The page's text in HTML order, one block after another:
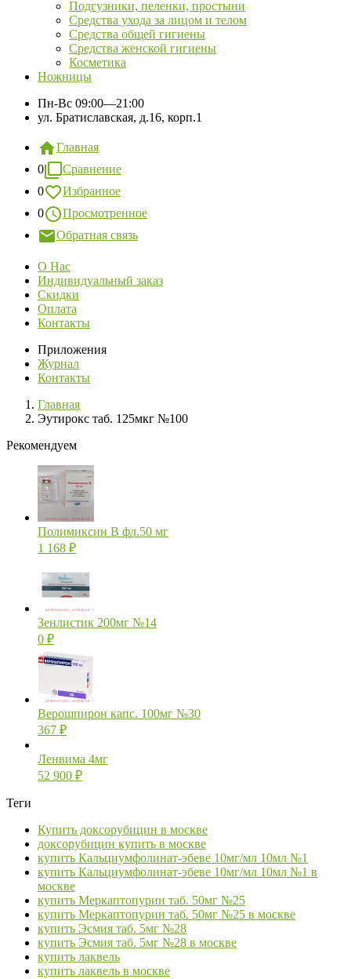
Подгузники, пеленки, простыни
Средства ухода за лицом и телом
Средства общей гигиены
Средства женской гигиены
Косметика
Ножницы
Пн-Вс 09:00—21:00
ул. Братиславская, д.16, корп.1
Главная
0
Сравнение
0
Избранное
0
Просмотренное
Обратная связь
О Нас
Индивидуальный заказ
Скидки
Оплата
Контакты
Приложения
Журнал
Контакты
Главная
Эутирокс таб. 125мкг №100
Рекомендуем
Полимиксин В фл.50 мг
1 168 ₽
Зенлистик 200мг №14
0 ₽
Верошпирон капс. 100мг №30
367 ₽
Ленвима 4мг
52 900 ₽
Теги
Купить доксорубицин в москве
доксорубицин купить в москве
купить Кальциумфолинат-эбеве 10мг/мл 10мл №1
купить Кальциумфолинат-эбеве 10мг/мл 10мл №1 в
москве
купить Меркаптопурин таб. 50мг №25
купить Меркаптопурин таб. 50мг №25 в москве
купить Эсмия таб. 5мг №28
купить Эсмия таб. 5мг №28 в москве
купить лаквель
купить лаквель в москве